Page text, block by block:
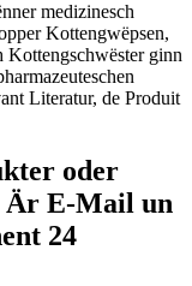
medizinesch
Kottengwëpsen,
Kottengschwëster ginn
Literatur, de Produit
oder
Är E-Mail un
24